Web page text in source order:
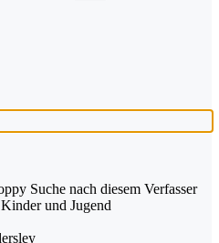
Suche nach diesem Verfasser
und Jugend